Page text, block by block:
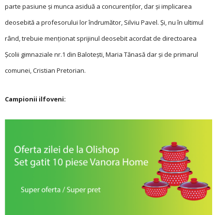
parte pasiune și munca asiduă a concurenților, dar și implicarea
deosebită a profesorului lor îndrumător, Silviu Pavel. Și, nu în ultimul
rând, trebuie menționat sprijinul deosebit acordat de directoarea
Școlii gimnaziale nr.1 din Balotești, Maria Tănasă dar și de primarul
comunei, Cristian Pretorian.
Campionii ilfoveni: